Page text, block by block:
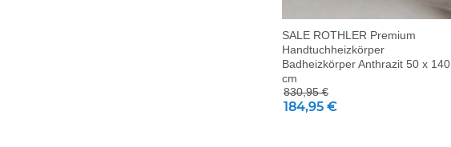
SALE ROTHLER Premium
Handtuchheizkörper
Badheizkörper Anthrazit 50 x 140
cm
830,95 €
184,95 €